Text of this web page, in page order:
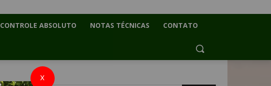
CONTROLE ABSOLUTO NOTAS TÉCNICAS CONTATO
X